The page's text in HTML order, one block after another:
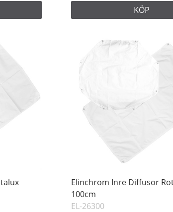
KÖP
Elinchrom Inre Diffusor
100cm
EL-26300